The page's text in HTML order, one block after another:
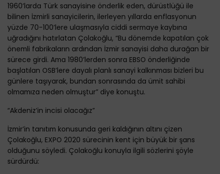
1960’larda Türk sanayisine önderlik eden, dürüstlüğü ile
bilinen İzmirli sanayicilerin, ilerleyen yıllarda enflasyonun
yüzde 70-100’lere ulaşmasıyla ciddi sermaye kaybına
uğradığını hatırlatan Çolakoğlu, “Bu dönemde kapatılan çok
önemli fabrikaların ardından İzmir sanayisi daha durağan bir
sürece girdi. Ama 1980’lerden sonra EBSO önderliğinde
başlatılan OSB’lere dayalı planlı sanayi kalkınması bizleri bu
günlere taşıyarak, bundan sonrasında da ümit sahibi
olmamıza neden olmuştur” diye konuştu.
“Akdeniz’in incisi olacağız”
İzmir’in tanıtım konusunda geri kaldığının altını çizen
Çolakoğlu, EXPO 2020 sürecinin kent için büyük bir şans
olduğunu söyledi. Çolakoğlu konuyla ilgili sözlerini şöyle
sürdürdü: